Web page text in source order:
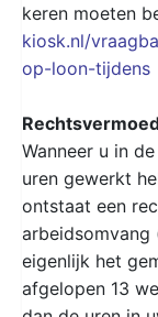
keren moeten
kiosk.nl/
op-loon-tijdens
Wanneer u in
uren gewerkt
ontstaat een
arbeidsomvang
eigenlijk het
afgelopen 13